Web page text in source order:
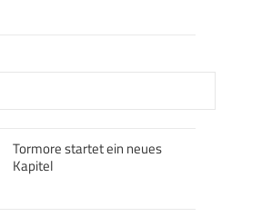
Tormore startet ein neues
Kapitel